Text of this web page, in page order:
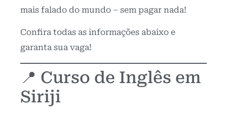
mais falado do mundo – sem pagar nada!
Confira todas as informações abaixo e
garanta sua vaga!
📍 Curso de Inglês em
Siriji